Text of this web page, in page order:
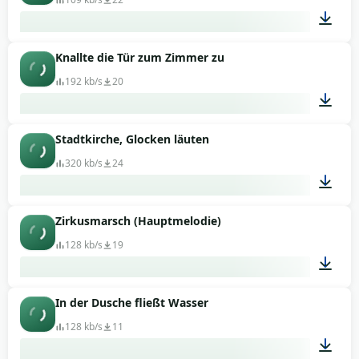
Knallte die Tür zum Zimmer zu
192 kb/s 20
Stadtkirche, Glocken läuten
320 kb/s 24
Zirkusmarsch (Hauptmelodie)
128 kb/s 19
In der Dusche fließt Wasser
128 kb/s 11